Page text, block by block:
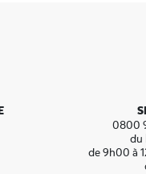
0800
du
de 9h00 à